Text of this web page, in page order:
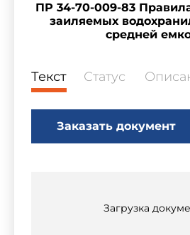
ПР 34-70-009-83
заиляемых
средней
Текст Статус
Заказать документ
Загрузка